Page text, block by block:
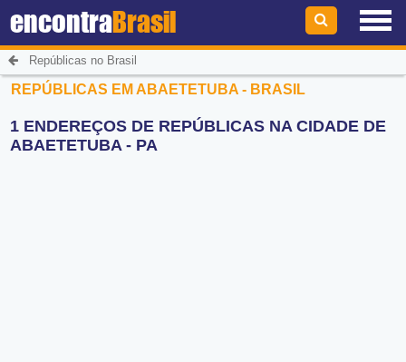
encontraBrasil
Repúblicas no Brasil
REPÚBLICAS EM ABAETETUBA - BRASIL
1 ENDEREÇOS DE REPÚBLICAS NA CIDADE DE
ABAETETUBA - PA